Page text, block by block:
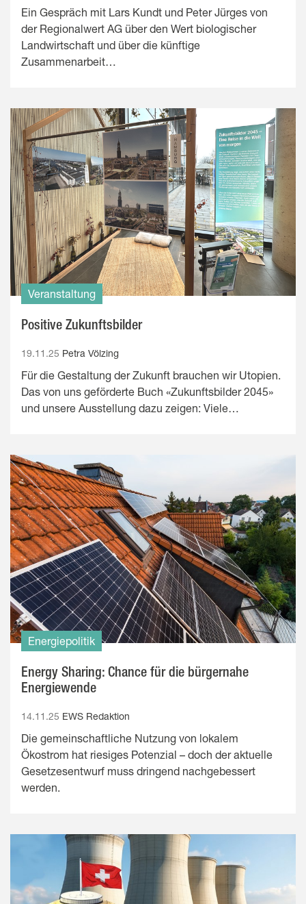
Ein Gespräch mit Lars Kundt und Peter Jürges von
der Regionalwert AG über den Wert biologischer
Landwirtschaft und über die künftige
Zusammenarbeit…
Veranstaltung
Positive Zukunftsbilder
19.11.25 Petra Völzing
Für die Gestaltung der Zukunft brauchen wir Utopien.
Das von uns geförderte Buch «Zukunftsbilder 2045»
und unsere Ausstellung dazu zeigen: Viele…
Energiepolitik
Energy Sharing: Chance für die bürgernahe
Energiewende
14.11.25 EWS Redaktion
Die gemeinschaftliche Nutzung von lokalem
Ökostrom hat riesiges Potenzial – doch der aktuelle
Gesetzesentwurf muss dringend nachgebessert
werden.